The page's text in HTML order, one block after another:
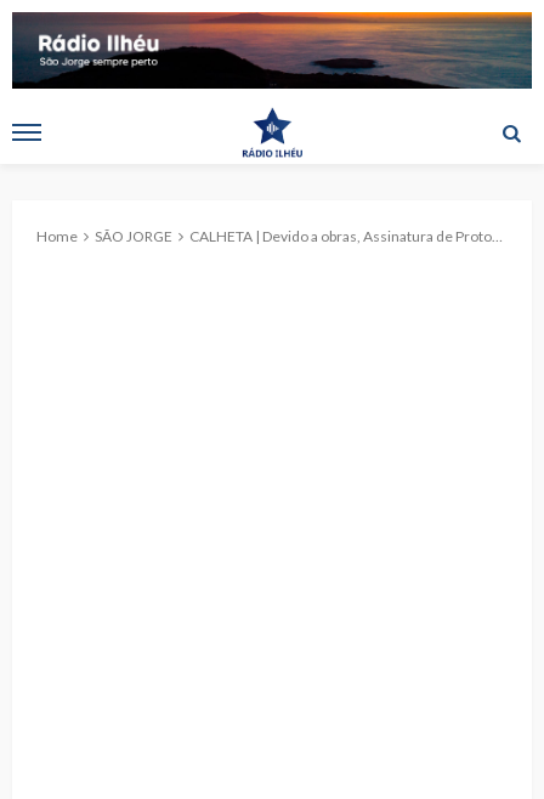
Home SÃO JORGE CALHETA | Devido a obras, Assinatura de Protocolos realiza-se no Museu Francisco de Lacerda